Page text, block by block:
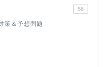
58
策＆予想問題